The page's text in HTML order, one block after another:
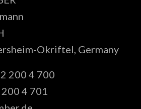
Okriftel, Germany
200 4 700
4 701